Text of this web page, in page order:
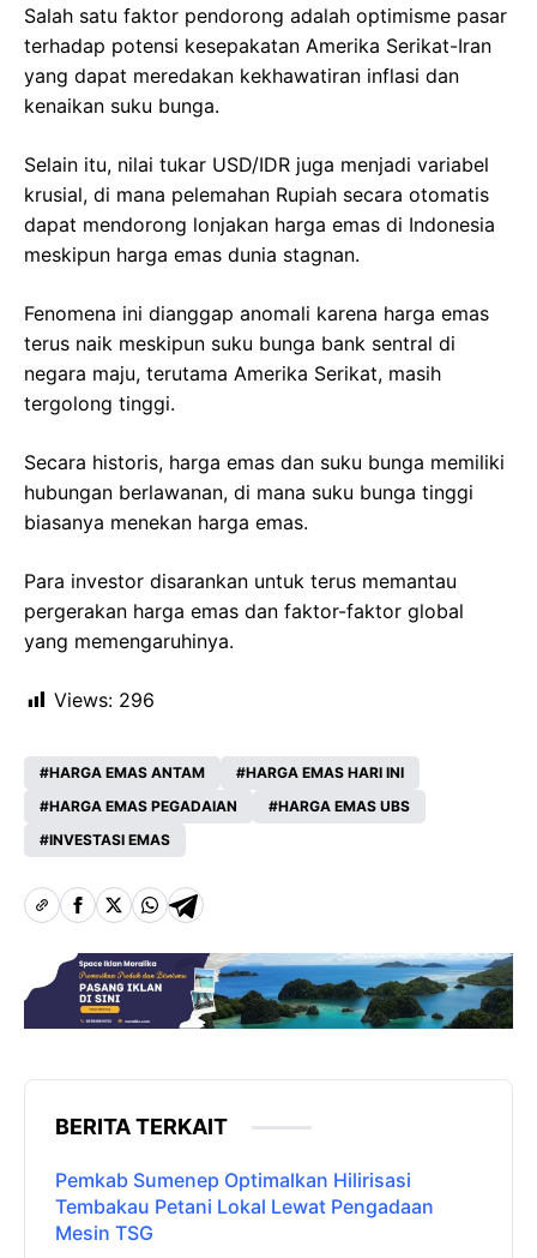
Salah satu faktor pendorong adalah optimisme pasar
terhadap potensi kesepakatan Amerika Serikat-Iran
yang dapat meredakan kekhawatiran inflasi dan
kenaikan suku bunga.
Selain itu, nilai tukar USD/IDR juga menjadi variabel
krusial, di mana pelemahan Rupiah secara otomatis
dapat mendorong lonjakan harga emas di Indonesia
meskipun harga emas dunia stagnan.
Fenomena ini dianggap anomali karena harga emas
terus naik meskipun suku bunga bank sentral di
negara maju, terutama Amerika Serikat, masih
tergolong tinggi.
Secara historis, harga emas dan suku bunga memiliki
hubungan berlawanan, di mana suku bunga tinggi
biasanya menekan harga emas.
Para investor disarankan untuk terus memantau
pergerakan harga emas dan faktor-faktor global
yang memengaruhinya.
Views: 296
HARGA EMAS ANTAM
HARGA EMAS HARI INI
HARGA EMAS PEGADAIAN
HARGA EMAS UBS
INVESTASI EMAS
BERITA TERKAIT
Pemkab Sumenep Optimalkan Hilirisasi
Tembakau Petani Lokal Lewat Pengadaan
Mesin TSG